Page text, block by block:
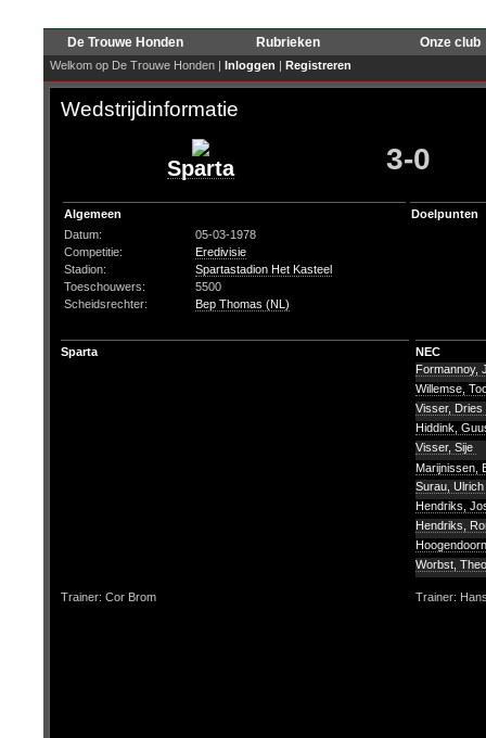
De Trouwe Honden Rubrieken Onze club
Welkom op De Trouwe Honden | Inloggen | Registreren
Wedstrijdinformatie
Sparta 3-0
Algemeen
Datum:
05-03-1978
Competitie:
Eredivisie
Stadion:
Spartastadion Het Kasteel
Toeschouwers:
5500
Scheidsrechter:
Bep Thomas (NL)
Doelpunten
Sparta
NEC
Formannoy,
Willemse,
Visser, Dries
Hiddink,
Visser, Sije
Marijnissen,
Surau, Ulrich
Hendriks,
Hendriks,
Worbst,
Trainer: Cor Brom Trainer: